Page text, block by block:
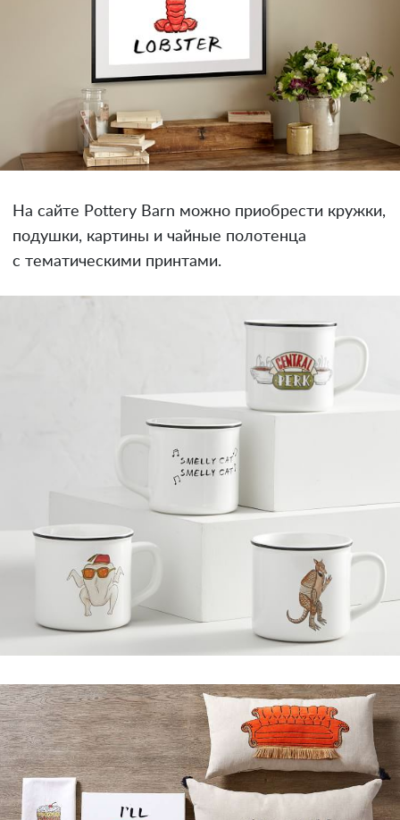
На сайте Pottery Barn можно приобрести кружки,
подушки, картины и чайные полотенца
с тематическими принтами.